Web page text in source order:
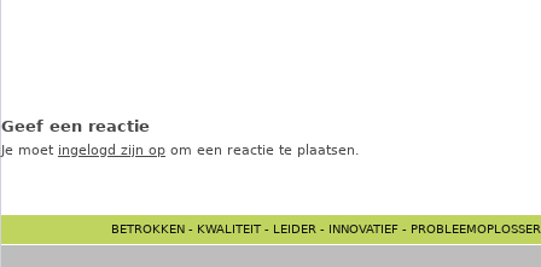
Geef een reactie
Je moet ingelogd zijn op om een reactie te plaatsen.
BETROKKEN - KWALITEIT - LEIDER - INNOVATIEF -